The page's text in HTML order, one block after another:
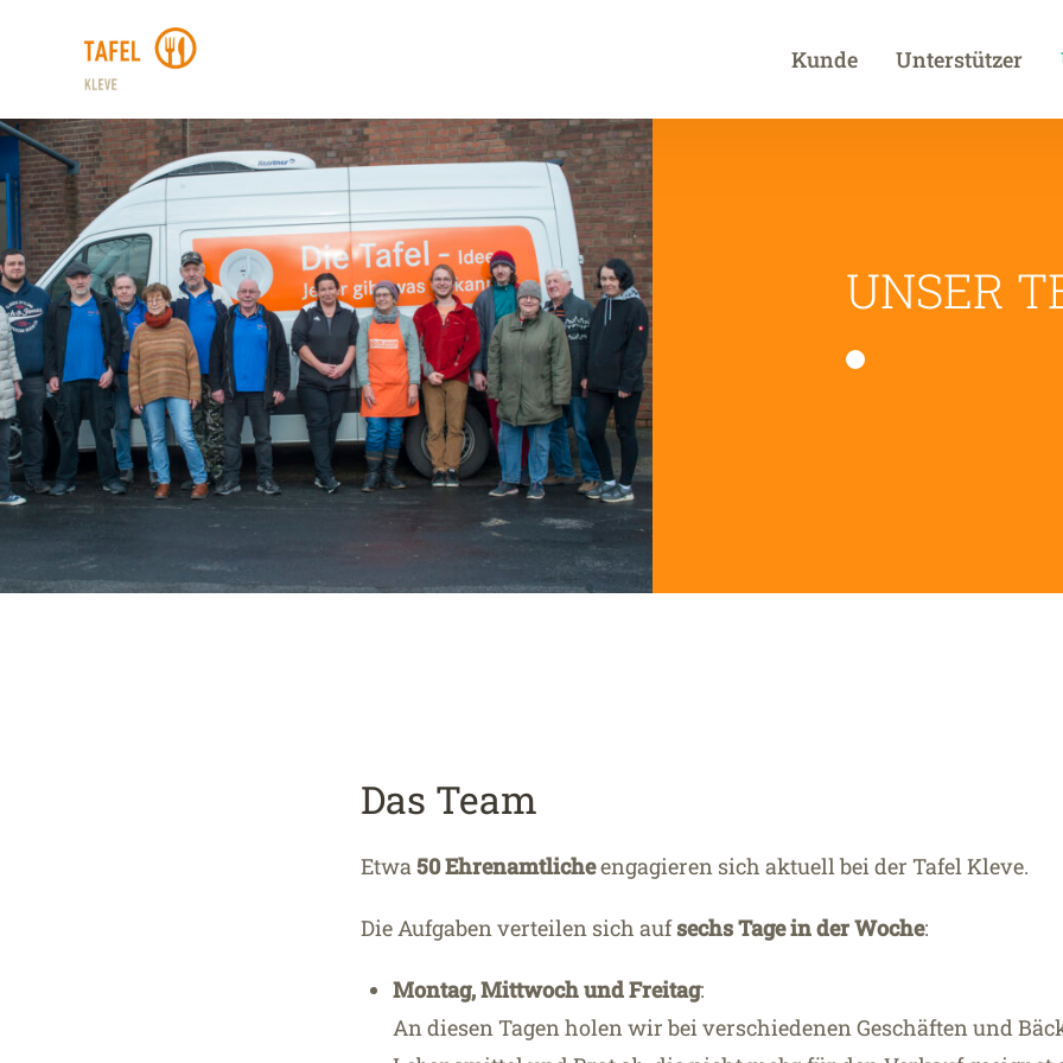
Kunde Unterstützer
UNSER
Das Team
Etwa50 Ehrenamtlicheengagieren sich aktuell bei der Tafel Kleve.
Die Aufgaben verteilen sich aufsechs Tage in der Woche:
Montag, Mittwoch und Freitag:
An diesen Tagen holen wir bei verschiedenen Geschäften und